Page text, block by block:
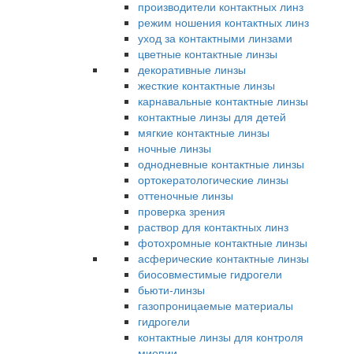
производители контактных линз
режим ношения контактных линз
уход за контактными линзами
цветные контактные линзы
декоративные линзы
жесткие контактные линзы
карнавальные контактные линзы
контактные линзы для детей
мягкие контактные линзы
ночные линзы
однодневные контактные линзы
ортокератологические линзы
оттеночные линзы
проверка зрения
раствор для контактных линз
фотохромные контактные линзы
асферические контактные линзы
биосовместимые гидрогели
бьюти-линзы
газопроницаемые материалы
гидрогели
контактные линзы для контроля